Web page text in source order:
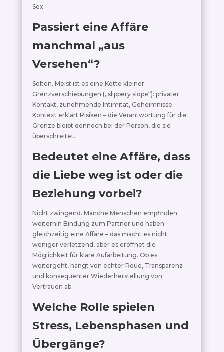
Sex.
Passiert eine Affäre
manchmal „aus
Versehen“?
Selten. Meist ist es eine Kette kleiner
Grenzverschiebungen („slippery slope“): privater
Kontakt, zunehmende Intimität, Geheimnisse.
Kontext erklärt Risiken – die Verantwortung für die
Grenze bleibt dennoch bei der Person, die sie
überschreitet.
Bedeutet eine Affäre, dass
die Liebe weg ist oder die
Beziehung vorbei?
Nicht zwingend. Manche Menschen empfinden
weiterhin Bindung zum Partner und haben
gleichzeitig eine Affäre – das macht es nicht
weniger verletzend, aber es eröffnet die
Möglichkeit für klare Aufarbeitung. Ob es
weitergeht, hängt von echter Reue, Transparenz
und konsequenter Wiederherstellung von
Vertrauen ab.
Welche Rolle spielen
Stress, Lebensphasen und
Übergänge?